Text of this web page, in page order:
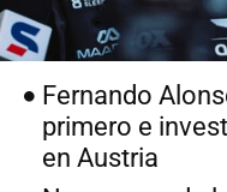
Fernando
primero e
en Austria